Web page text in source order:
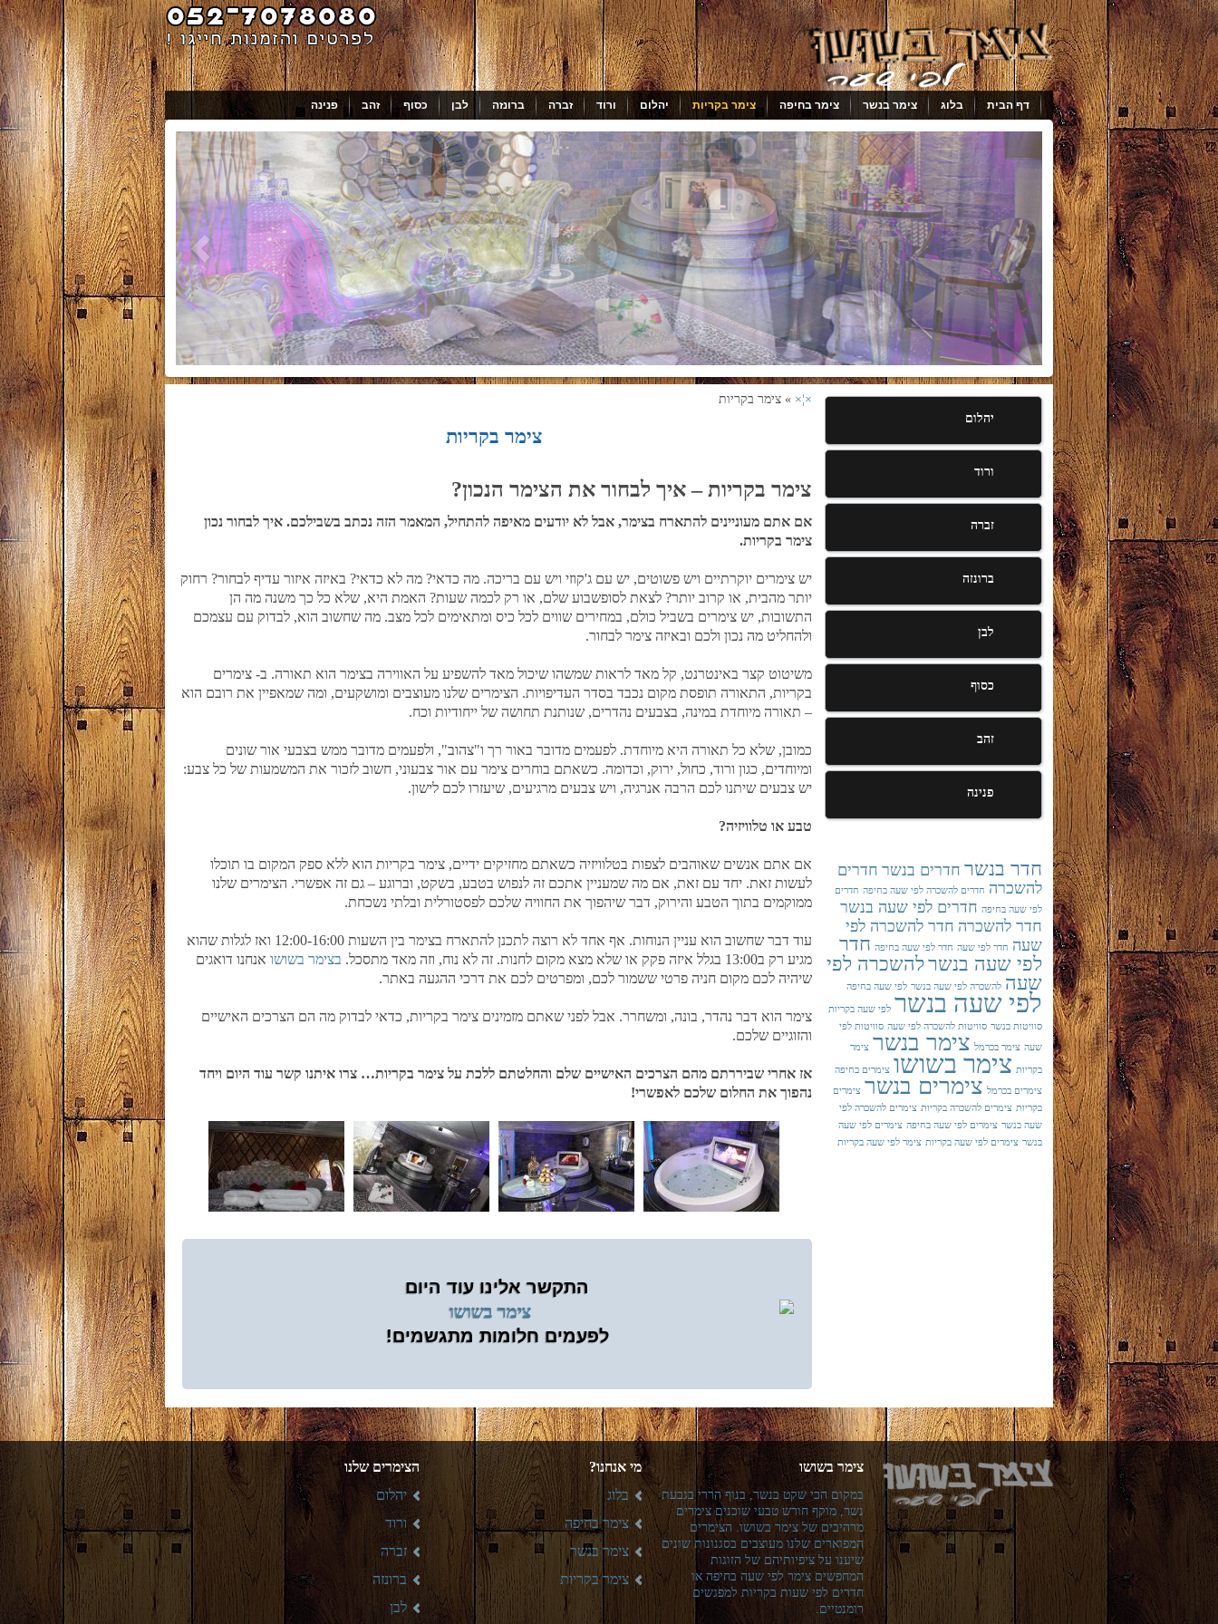
דף הבית בלוג צימר בנשר צימר בחיפה צימר בקריות יהלום ורוד זברה ברונזה לבן כסוף זהב פנינה
×¦× » צימר בקריות
צימר בקריות
צימר בקריות – איך לבחור את הצימר הנכון?
אם אתם מעוניינים להתארח בצימר, אבל לא יודעים מאיפה להתחיל, המאמר הזה נכתב בשבילכם. איך לבחור נכון
צימר בקריות.
יש צימרים יוקרתיים ויש פשוטים, יש עם ג'קוזי ויש עם בריכה. מה כדאי? מה לא כדאי? באיזה איזור עדיף לבחור? רחוק
יותר מהבית, או קרוב יותר? לצאת לסופשבוע שלם, או רק לכמה שעות? האמת היא, שלא כל כך משנה מה הן
התשובות, יש צימרים בשביל כולם, במחירים שווים לכל כיס ומתאימים לכל מצב. מה שחשוב הוא, לבדוק עם עצמכם
ולהחליט מה נכון ולכם ובאיזה צימר לבחור.
משיטוט קצר באינטרנט, קל מאד לראות שמשהו שיכול מאד להשפיע על האווירה בצימר הוא תאורה. ב- צימרים
בקריות, התאורה תופסת מקום נכבד בסדר העדיפויות. הצימרים שלנו מעוצבים ומושקעים, ומה שמאפיין את רובם הוא
– תאורה מיוחדת במינה, בצבעים נהדרים, שנותנת תחושה של ייחודיות וכח.
כמובן, שלא כל תאורה היא מיוחדת. לפעמים מדובר באור רך ו"צהוב", ולפעמים מדובר ממש בצבעי אור שונים
ומיוחדים, כגון ורוד, כחול, ירוק, וכדומה. כשאתם בוחרים צימר עם אור צבעוני, חשוב לזכור את המשמעות של כל צבע:
יש צבעים שיתנו לכם הרבה אנרגיה, ויש צבעים מרגיעים, שיעזרו לכם לישון.
טבע או טלוויזיה?
אם אתם אנשים שאוהבים לצפות בטלוויזיה כשאתם מחזיקים ידיים, צימר בקריות הוא ללא ספק המקום בו תוכלו
לעשות זאת. יחד עם זאת, אם מה שמעניין אתכם זה לנפוש בטבע, בשקט, וברוגע – גם זה אפשרי. הצימרים שלנו
ממוקמים בתוך הטבע והירוק, דבר שיהפוך את החוויה שלכם לפסטורלית ובלתי נשכחת.
עוד דבר שחשוב הוא עניין הנוחות. אף אחד לא רוצה לתכנן להתארח בצימר בין השעות 12:00-16:00 ואז לגלות שהוא
מגיע רק ב13:00 בגלל איזה פקק או שלא מצא מקום לחנות. זה לא נוח, וזה מאד מתסכל.
בצימר בשושו אנחנו דואגים
שיהיה לכם מקום חניה פרטי ששמור לכם, ומפרטים לכם את דרכי ההגעה באתר.
צימר הוא דבר נהדר, בונה, ומשחרר. אבל לפני שאתם מזמינים צימר בקריות, כדאי לבדוק מה הם הצרכים האישיים
והזוגיים שלכם.
אז אחרי שביררתם מהם הצרכים האישיים שלם והחלטתם ללכת על צימר בקריות… צרו איתנו קשר עוד היום ויחד
נהפוך את החלום שלכם לאפשרי!
התקשר אלינו עוד היום
לפעמים חלומות מתגשמים!
יהלום
ורוד
זברה
ברונזה
לבן
כסוף
זהב
פנינה
חדר בנשר חדרים בנשר חדרים
להשכרה חדרים להשכרה לפי שעה בחיפה חדרים
לפי שעה בחיפה חדרים לפי שעה בנשר
חדר להשכרה חדר להשכרה לפי
שעה חדר לפי שעה חדר לפי שעה בחיפה חדר
לפי שעה בנשרלהשכרה לפי
שעה להשכרה לפי שעה בנשר לפי שעה בחיפה
לפי שעה בנשר לפי שעה בקריות
סוויטות בנשר סוויטות להשכרה לפי שעה סוויטות לפי
שעה צימר בכרמל צימר בנשר צימר
בקריות צימר בשושו צימרים בחיפה
צימרים בכרמל צימרים בנשר צימרים
בקריות צימרים להשכרה בקריות צימרים להשכרה לפי
שעה בנשר צימרים לפי שעה בחיפה צימרים לפי שעה
בנשר צימרים לפי שעה בקריות צימר לפי שעה בקריות
צימר בשושו
במקום הכי שקט בנשר, בנוף הררי בגבעת
נשר, מוקף חורש טבעי שוכנים צימרים
מרהיבים של צימר בשושו. הצימרים
המפוארים שלנו מעוצבים בסגנונות שונים
שיענו על ציפיותיהם של הזוגות
המחפשים צימר לפי שעה בחיפה או
חדרים לפי שעות בקריות למפגשים
רומנטיים.
מי אנחנו?
בלוג
צימר בחיפה
צימר בנשר
צימר בקריות
הצימרים שלנו
יהלום
ורוד
זברה
ברונזה
לבן